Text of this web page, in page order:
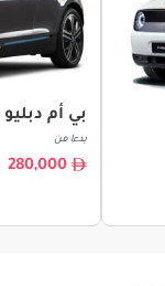
بي أم دبليو i3 النطاق
بدءا من
280,000